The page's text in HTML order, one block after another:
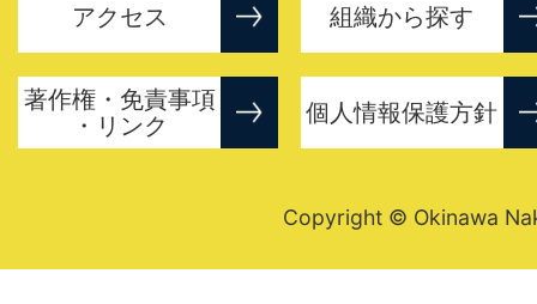
アクセス 組織から探す
著作権・免責事項
・リンク
個人情報保護方針
Copyright © Okinawa